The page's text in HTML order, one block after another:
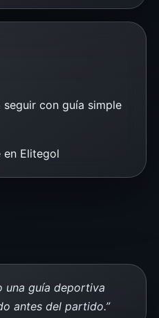
con guía simple
en Elitegol
una guía deportiva
antes del partido.”